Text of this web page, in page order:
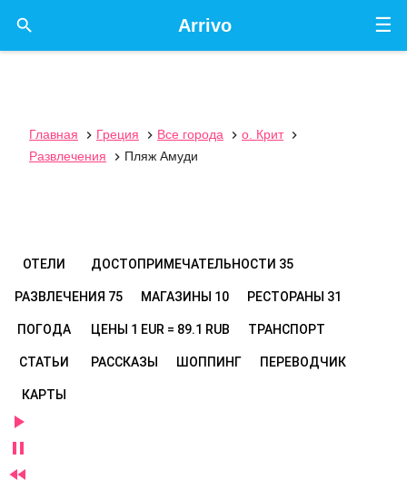
☰
Arrivo

Главная  Греция  Все города  о. Крит

Развлечения
 Пляж Амуди
ОТЕЛИ ДОСТОПРИМЕЧАТЕЛЬНОСТИ 35
РАЗВЛЕЧЕНИЯ 75 МАГАЗИНЫ 10 РЕСТОРАНЫ 31
ПОГОДА ЦЕНЫ 1 EUR = 89.1 RUB ТРАНСПОРТ
СТАТЬИ РАССКАЗЫ ШОППИНГ ПЕРЕВОДЧИК
КАРТЫ


